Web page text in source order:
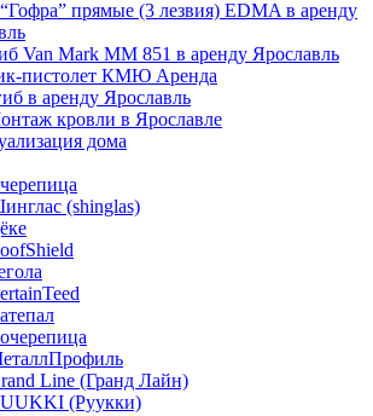
прямые (3 лезвия) EDMA в аренду
Van Mark MM 851 в аренду Ярославль
пистолет КМЮ Аренда
в аренду Ярославль
кровли в Ярославле
дома
(shinglas)
Line (Гранд Лайн)
(Руукки)